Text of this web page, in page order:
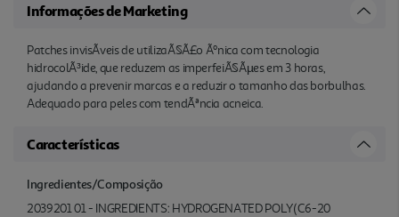
Informações de Marketing
Patches invisÃ­veis de utilizaÃ§Ã£o Ãºnica com tecnologia
hidrocolÃ³ide, que reduzem as imperfeiÃ§Ãµes em 3 horas,
ajudando a prevenir marcas e a reduzir o tamanho das borbulhas.
Adequado para peles com tendÃªncia acneica.
Características
Ingredientes/Composição
2039201 01 - INGREDIENTS: HYDROGENATED POLY(C6-20